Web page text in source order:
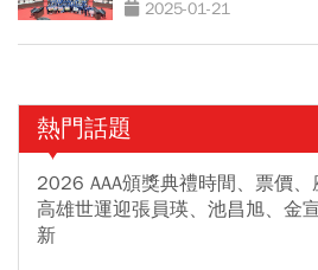
2025-01-21
熱門話題
2026 AAA頒獎典禮時間、票價、
高雄世運迎張員瑛、池昌旭、金
新